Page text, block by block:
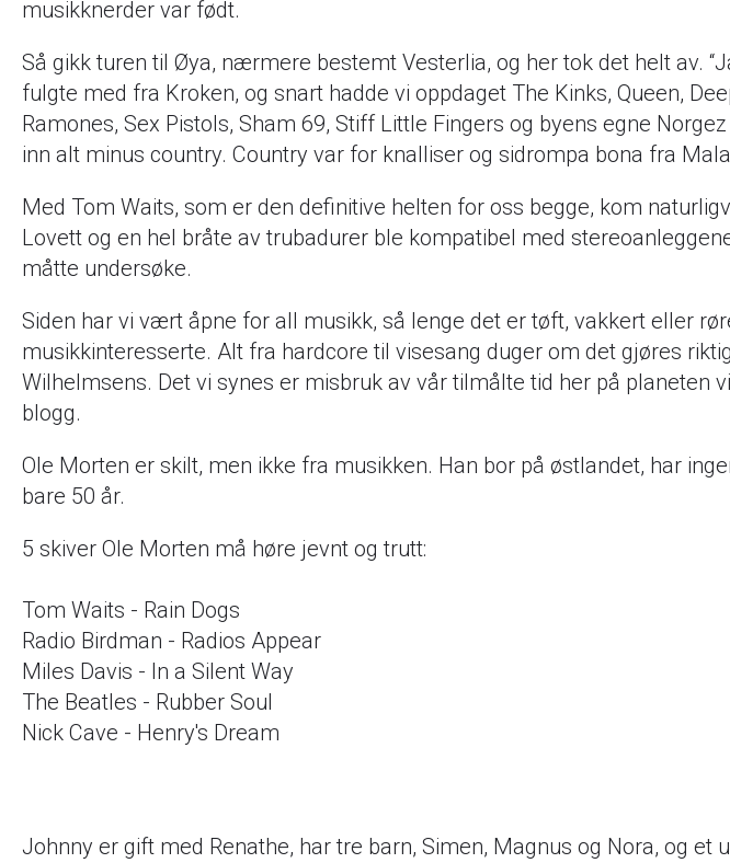
musikknerder var født.
Så gikk turen til Øya, nærmere bestemt Vesterlia, og her tok det helt av.
fulgte med fra Kroken, og snart hadde vi oppdaget The Kinks, Queen,
Ramones, Sex Pistols, Sham 69, Stiff Little Fingers og byens egne
inn alt minus country. Country var for knalliser og sidrompa bona fra
Med Tom Waits, som er den definitive helten for oss begge, kom
Lovett og en hel bråte av trubadurer ble kompatibel med
måtte undersøke.
Siden har vi vært åpne for all musikk, så lenge det er tøft, vakkert eller
musikkinteresserte. Alt fra hardcore til visesang duger om det gjøres
Wilhelmsens. Det vi synes er misbruk av vår tilmålte tid her på planeten
blogg.
Ole Morten er skilt, men ikke fra musikken. Han bor på østlandet, har
bare 50 år.
5 skiver Ole Morten må høre jevnt og trutt:
Tom Waits - Rain Dogs
Radio Birdman - Radios Appear
Miles Davis - In a Silent Way
The Beatles - Rubber Soul
Nick Cave - Henry's Dream
Johnny er gift med Renathe, har tre barn, Simen, Magnus og Nora, og